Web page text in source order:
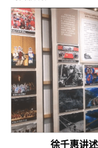
徐千惠讲